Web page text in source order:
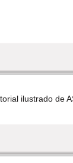
ilustrado de